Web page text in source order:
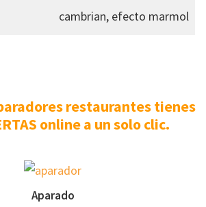
cambrian, efecto marmol
restaurantes tienes
online a un solo clic.
Aparado